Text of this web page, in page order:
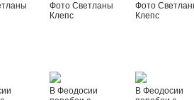
Фото Светланы
Клепс
Фото
Клепс
В Феодосии
В Феодосии